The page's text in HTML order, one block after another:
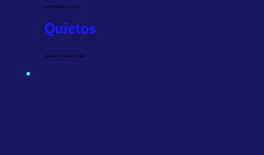
RÉPERTOIRE — 2019
Quietos
Marcela Santander Corvalán